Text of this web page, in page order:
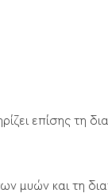
επίσης τη
μυών και τη